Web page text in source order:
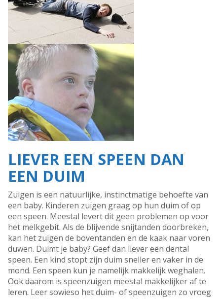
LIEVER EEN SPEEN DAN
EEN DUIM
Zuigen is een natuurlijke, instinctmatige behoefte van
een baby. Kinderen zuigen graag op hun duim of op
een speen. Meestal levert dit geen problemen op voor
het melkgebit. Als de blijvende snijtanden doorbreken,
kan het zuigen de boventanden en de kaak naar voren
duwen. Duimt je baby? Geef dan liever een dental
speen. Een kind stopt zijn duim sneller en vaker in de
mond. Een speen kun je namelijk makkelijk weghalen.
Ook daarom is speenzuigen meestal makkelijker af te
leren. Leer sowieso het duim- of speenzuigen zo vroeg